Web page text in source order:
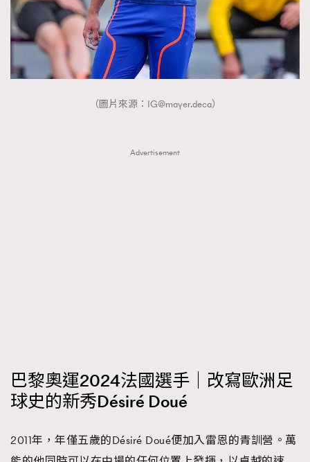
（圖片來源： IG@mayer.deca）
Advertisement
巴黎奧運2024法國選手｜改寫歐洲足
球史的新秀Désiré Doué
2011年，年僅五歲的Désiré Doué便加入雷恩的青訓營。萬